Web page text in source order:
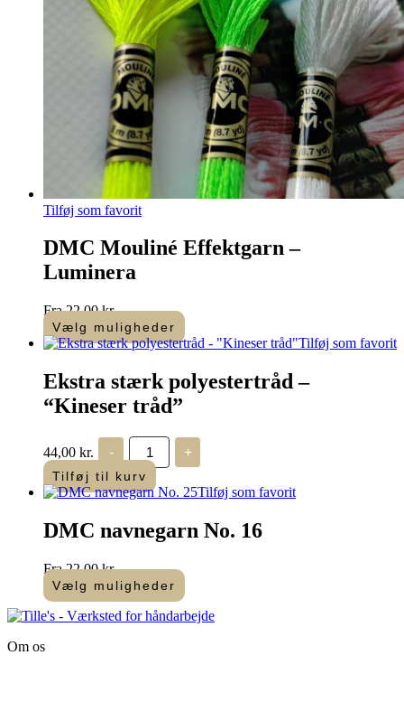
Tilføj som favorit
DMC Mouliné Effektgarn –
Luminera
Fra22,00kr.
Vælg muligheder
Dette
har
flere
varianter.
vælges
på
varesiden
Tilføj som favorit
Ekstra stærk polyestertråd –
“Kineser tråd”
44,00 kr. -
Ekstra
stærk
polyestertråd
-
"Kineser
antal
+
Tilføj til kurv
Tilføj som favorit
DMC navnegarn No. 16
Fra22,00kr.
Vælg muligheder
Dette
vare
flere
Om os